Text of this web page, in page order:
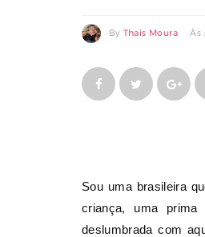
ByThais Moura Às
Sou uma brasileira
criança, uma
deslumbrada com